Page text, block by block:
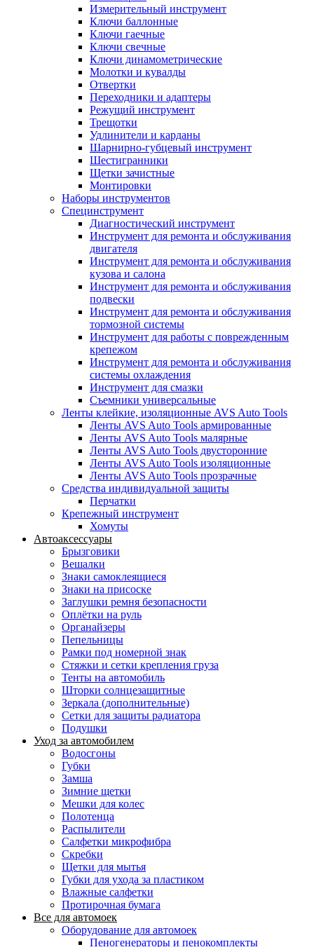
Измерительный инструмент
Ключи баллонные
Ключи гаечные
Ключи свечные
Ключи динамометрические
Молотки и кувалды
Отвертки
Переходники и адаптеры
Режущий инструмент
Трещотки
Удлинители и карданы
Шарнирно-губцевый инструмент
Шестигранники
Щетки зачистные
Монтировки
Наборы инструментов
Специнструмент
Диагностический инструмент
Инструмент для ремонта и обслуживания
двигателя
Инструмент для ремонта и обслуживания
кузова и салона
Инструмент для ремонта и обслуживания
подвески
Инструмент для ремонта и обслуживания
тормозной системы
Инструмент для работы с поврежденным
крепежом
Инструмент для ремонта и обслуживания
системы охлаждения
Инструмент для смазки
Съемники универсальные
Ленты клейкие, изоляционные AVS Auto Tools
Ленты AVS Auto Tools армированные
Ленты AVS Auto Tools малярные
Ленты AVS Auto Tools двусторонние
Ленты AVS Auto Tools изоляционные
Ленты AVS Auto Tools прозрачные
Средства индивидуальной защиты
Перчатки
Крепежный инструмент
Хомуты
Автоаксессуары
Брызговики
Вешалки
Знаки самоклеящиеся
Знаки на присоске
Заглушки ремня безопасности
Оплётки на руль
Органайзеры
Пепельницы
Рамки под номерной знак
Стяжки и сетки крепления груза
Тенты на автомобиль
Шторки солнцезащитные
Зеркала (дополнительные)
Сетки для защиты радиатора
Подушки
Уход за автомобилем
Водосгоны
Губки
Замша
Зимние щетки
Мешки для колес
Полотенца
Распылители
Салфетки микрофибра
Скребки
Щетки для мытья
Губки для ухода за пластиком
Влажные салфетки
Протирочная бумага
Все для автомоек
Оборудование для автомоек
Пеногенераторы и пенокомплекты